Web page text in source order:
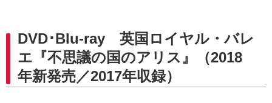
DVD･Blu-ray 英国ロイヤル・バレ
エ『不思議の国のアリス』（2018
年新発売／2017年収録）